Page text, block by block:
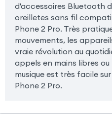
d'accessoires Bluetooth
oreilletes sans fil
Phone 2 Pro. Très
mouvements, les
vraie révolution au
appels en mains libres
musique est très facile
Phone 2 Pro.